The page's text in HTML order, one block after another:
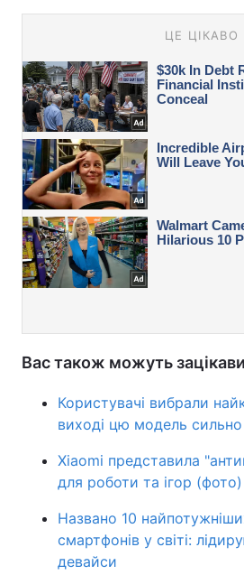
Вас також можуть
Користувачі вибрали
виході цю модель
Xiaomi представила
для роботи та ігор (фото)
Названо 10
смартфонів у світі:
девайси